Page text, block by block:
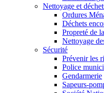
Nettoyage et
Ordures
Déchets
Propreté de
Nettoyage
Sécurité
Prévenir les
Police
Gendarmerie
Sapeurs-